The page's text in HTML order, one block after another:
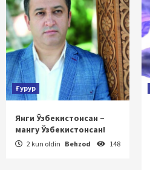
Ғурур
Янги Ўзбекистонсан –
мангу Ўзбекистонсан!
2 kun oldin Behzod 148